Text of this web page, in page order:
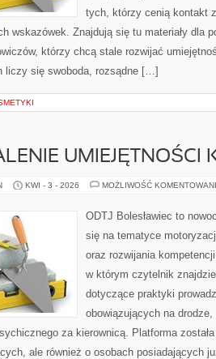
tych, którzy cenią kontakt
wskazówek. Znajdują się tu materiały dla
którzy chcą stale rozwijać
liczy się swoboda, rozsądne […]
UMIEJĘTNOŚCI
KWI - 3 - 2026 MOŻLIWOŚĆ
ODTJ Bolesławiec to
się na tematyce
oraz rozwijania
w którym czytelnik
dotyczące praktyki
obowiązujących na
za kierownicą. Platforma
ale również o osobach posiadających